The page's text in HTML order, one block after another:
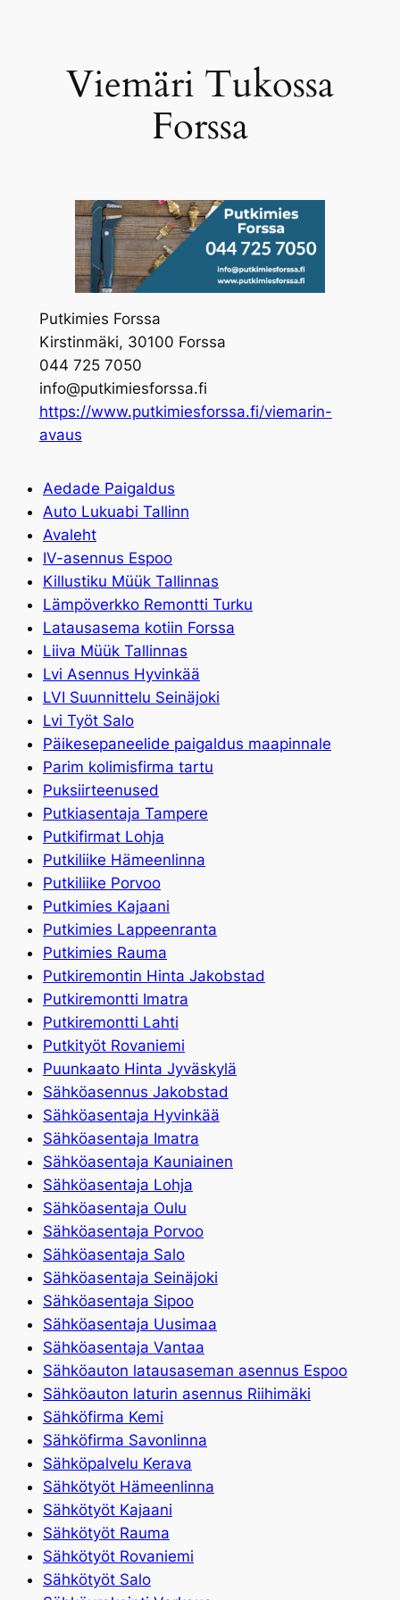
Viemäri Tukossa
Forssa
Putkimies Forssa
​Kirstinmäki, 30100 Forssa
044 725 7050
info@putkimiesforssa.fi
https://www.putkimiesforssa.fi/viemarin-
avaus
Aedade Paigaldus
Auto Lukuabi Tallinn
Avaleht
IV-asennus Espoo
Killustiku Müük Tallinnas
Lämpöverkko Remontti Turku
Latausasema kotiin Forssa
Liiva Müük Tallinnas
Lvi Asennus Hyvinkää
LVI Suunnittelu Seinäjoki
Lvi Työt Salo
Päikesepaneelide paigaldus maapinnale
Parim kolimisfirma tartu
Puksiirteenused
Putkiasentaja Tampere
Putkifirmat Lohja
Putkiliike Hämeenlinna
Putkiliike Porvoo
Putkimies Kajaani
Putkimies Lappeenranta
Putkimies Rauma
Putkiremontin Hinta Jakobstad
Putkiremontti Imatra
Putkiremontti Lahti
Putkityöt Rovaniemi
Puunkaato Hinta Jyväskylä
Sähköasennus Jakobstad
Sähköasentaja Hyvinkää
Sähköasentaja Imatra
Sähköasentaja Kauniainen
Sähköasentaja Lohja
Sähköasentaja Oulu
Sähköasentaja Porvoo
Sähköasentaja Salo
Sähköasentaja Seinäjoki
Sähköasentaja Sipoo
Sähköasentaja Uusimaa
Sähköasentaja Vantaa
Sähköauton latausaseman asennus Espoo
Sähköauton laturin asennus Riihimäki
Sähköfirma Kemi
Sähköfirma Savonlinna
Sähköpalvelu Kerava
Sähkötyöt Hämeenlinna
Sähkötyöt Kajaani
Sähkötyöt Rauma
Sähkötyöt Rovaniemi
Sähkötyöt Salo